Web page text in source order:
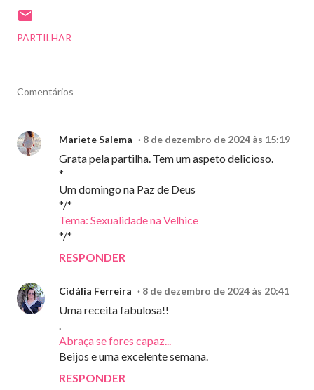
PARTILHAR
Comentários
Mariete Salema 8 de dezembro de 2024 às 15:19
Grata pela partilha. Tem um aspeto delicioso.
*
Um domingo na Paz de Deus
*/*
Tema: Sexualidade na Velhice
*/*
RESPONDER
Cidália Ferreira 8 de dezembro de 2024 às 20:41
Uma receita fabulosa!!
.
Abraça se fores capaz...
Beijos e uma excelente semana.
RESPONDER